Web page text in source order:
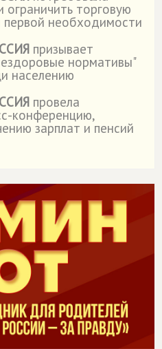
ограничить торговую
необходимости
призывает
нормативы"
населению
провела
конференцию,
зарплат и пенсий